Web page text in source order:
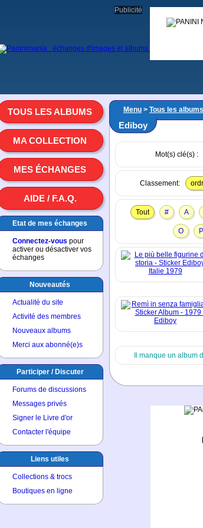
TOUS LES ALBUMS
MA COLLECTION
MES ÉCHANGES
AIDE / F.A.Q.
Etat de mes échanges
Connectez-vous pour
activer ou désactiver vos
échanges
Nouveautés
Actualité du site
Activité des membres
Nouveaux albums
Merci aux abonné(e)s
Participer / Discuter
Forums de discussions
Messages privés
Signer le Livre d'or
Contacter l'équipe
Liens utiles
Collections & trocs
Boutiques en ligne
Menu > Tous les albums
Ediboy
Mot(s) clé(s) :
Classement:
Tout # A
O P
Il manque un album
Publicité